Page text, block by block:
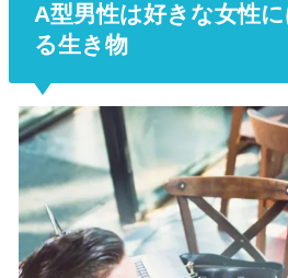
A型男性は好きな女性
る生き物